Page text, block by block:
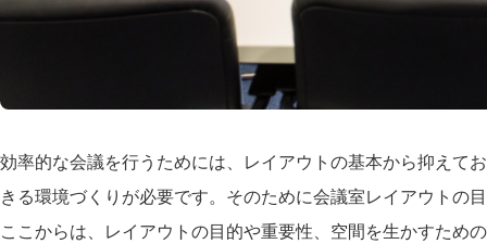
効率的な会議を行うためには、レイアウトの基本から抑えて
きる環境づくりが必要です。そのために会議室レイアウトの
ここからは、レイアウトの目的や重要性、空間を生かすため